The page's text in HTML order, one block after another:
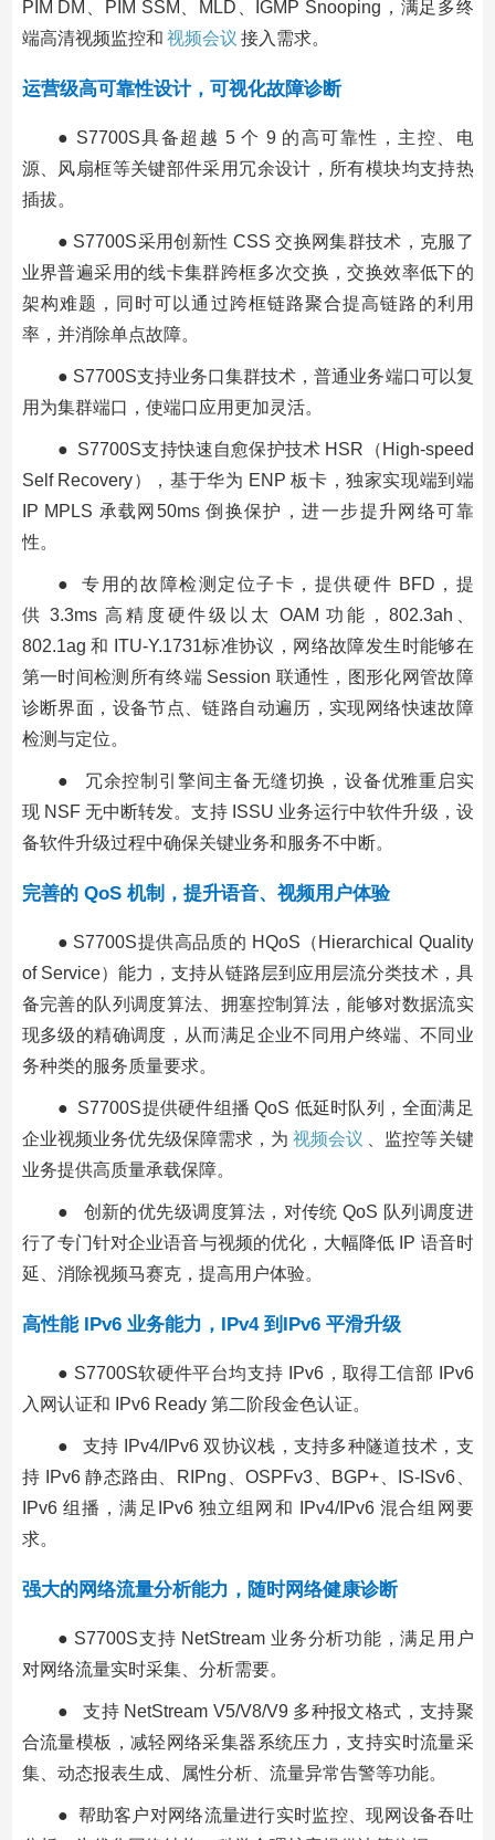
PIM DM、PIM SSM、MLD、IGMP Snooping，满足多终
端高清视频监控和 视频会议 接入需求。
运营级高可靠性设计，可视化故障诊断
● S7700S具备超越 5 个 9 的高可靠性，主控、电
源、风扇框等关键部件采用冗余设计，所有模块均支持热
插拔。
● S7700S采用创新性 CSS 交换网集群技术，克服了
业界普遍采用的线卡集群跨框多次交换，交换效率低下的
架构难题，同时可以通过跨框链路聚合提高链路的利用
率，并消除单点故障。
● S7700S支持业务口集群技术，普通业务端口可以复
用为集群端口，使端口应用更加灵活。
● S7700S支持快速自愈保护技术 HSR（High-speed
Self Recovery），基于华为 ENP 板卡，独家实现端到端
IP MPLS 承载网50ms 倒换保护，进一步提升网络可靠
性。
● 专用的故障检测定位子卡，提供硬件 BFD，提
供 3.3ms 高精度硬件级以太 OAM 功能，802.3ah、
802.1ag 和 ITU-Y.1731标准协议，网络故障发生时能够在
第一时间检测所有终端 Session 联通性，图形化网管故障
诊断界面，设备节点、链路自动遍历，实现网络快速故障
检测与定位。
● 冗余控制引擎间主备无缝切换，设备优雅重启实
现 NSF 无中断转发。支持 ISSU 业务运行中软件升级，设
备软件升级过程中确保关键业务和服务不中断。
完善的 QoS 机制，提升语音、视频用户体验
● S7700S提供高品质的 HQoS（Hierarchical Quality
of Service）能力，支持从链路层到应用层流分类技术，具
备完善的队列调度算法、拥塞控制算法，能够对数据流实
现多级的精确调度，从而满足企业不同用户终端、不同业
务种类的服务质量要求。
● S7700S提供硬件组播 QoS 低延时队列，全面满足
企业视频业务优先级保障需求，为 视频会议
、监控等关键
业务提供高质量承载保障。
● 创新的优先级调度算法，对传统 QoS 队列调度进
行了专门针对企业语音与视频的优化，大幅降低 IP 语音时
延、消除视频马赛克，提高用户体验。
高性能 IPv6 业务能力，IPv4 到IPv6 平滑升级
● S7700S软硬件平台均支持 IPv6，取得工信部 IPv6
入网认证和 IPv6 Ready 第二阶段金色认证。
● 支持 IPv4/IPv6 双协议栈，支持多种隧道技术，支
持 IPv6 静态路由、RIPng、OSPFv3、BGP+、IS-ISv6、
IPv6 组播，满足IPv6 独立组网和 IPv4/IPv6 混合组网要
求。
强大的网络流量分析能力，随时网络健康诊断
● S7700S支持 NetStream 业务分析功能，满足用户
对网络流量实时采集、分析需要。
● 支持 NetStream V5/V8/V9 多种报文格式，支持聚
合流量模板，减轻网络采集器系统压力，支持实时流量采
集、动态报表生成、属性分析、流量异常告警等功能。
● 帮助客户对网络流量进行实时监控、现网设备吞吐